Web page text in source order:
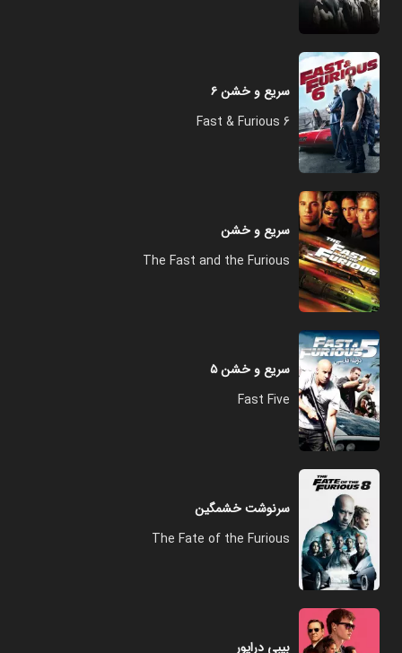
سریع و خشن ۶
Fast & Furious 6
سریع و خشن
The Fast and the Furious
سریع و خشن ۵
Fast Five
سرنوشت خشمگین
The Fate of the Furious
بیبی درایور